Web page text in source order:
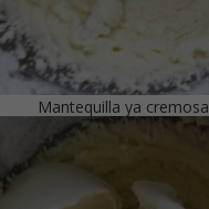
Mantequilla ya cremosa